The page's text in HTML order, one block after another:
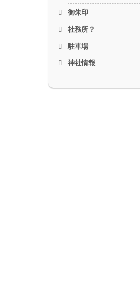
御朱印
社務所？
駐車場
神社情報